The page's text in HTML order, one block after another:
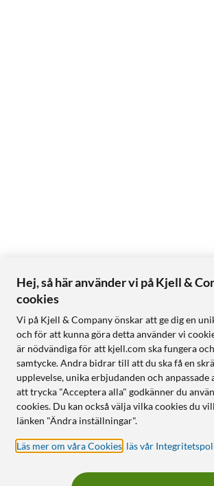
Hej, så här använder vi på Kjell &
cookies
Vi på Kjell & Company önskar att ge dig en
och för att kunna göra detta använder vi
är nödvändiga för att kjell.com ska fungera
samtycke. Andra bidrar till att du ska få en
upplevelse, unika erbjudanden och anpassade
att trycka "Acceptera alla" godkänner du
cookies. Du kan också välja vilka cookies du
länken "Ändra inställningar".
Läs mer om våra Cookies läs vår